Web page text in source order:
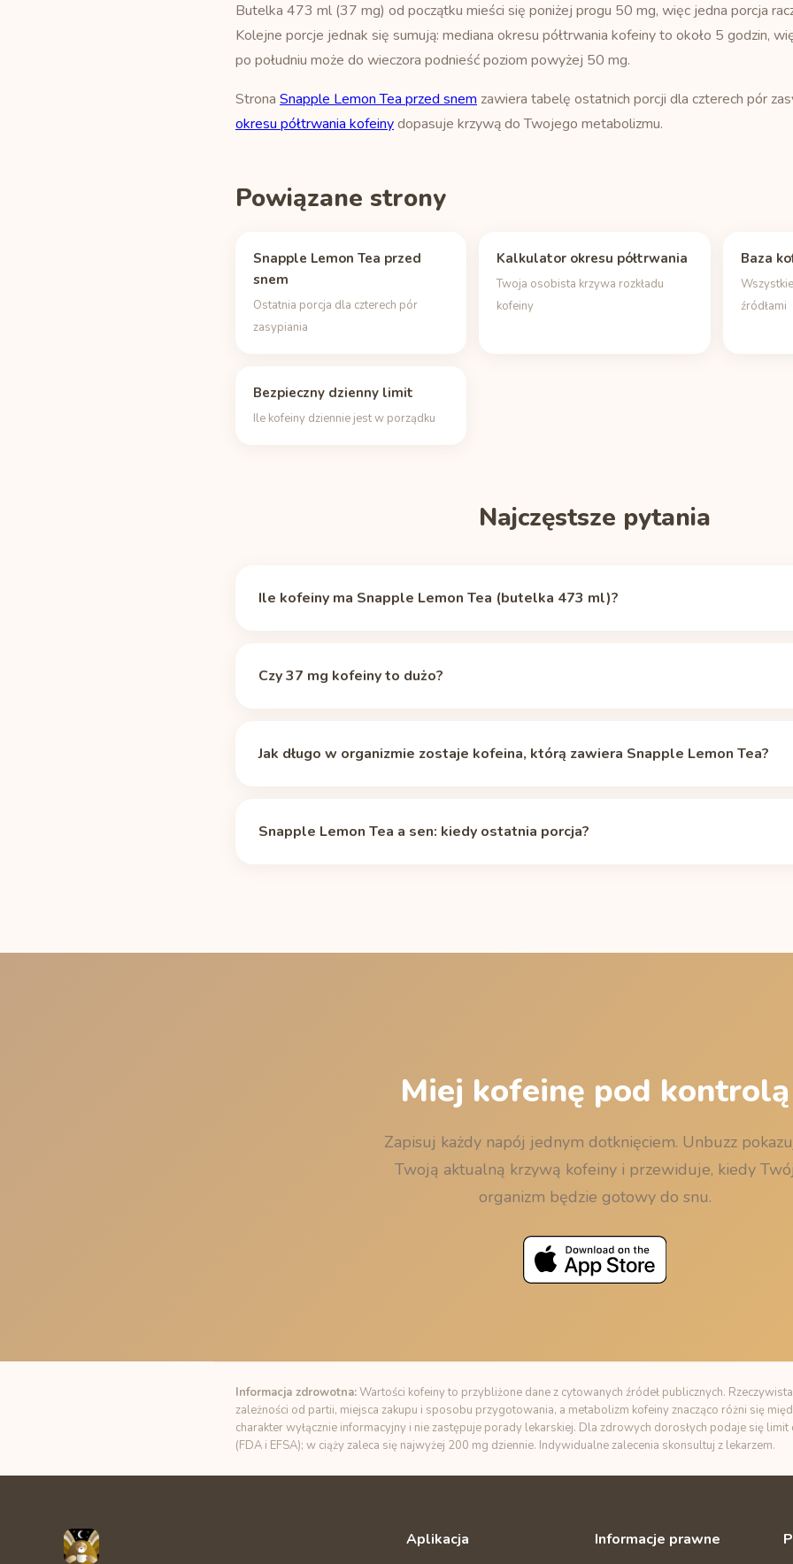
Butelka 473 ml (37 mg) od początku mieści się poniżej progu 50 mg, więc jedna porcja
Kolejne porcje jednak się sumują: mediana okresu półtrwania kofeiny to około 5 godzin,
po południu może do wieczora podnieść poziom powyżej 50 mg.
Strona Snapple Lemon Tea przed snem zawiera tabelę ostatnich porcji dla czterech pór
okresu półtrwania kofeinydopasuje krzywą do Twojego metabolizmu.
Powiązane strony
Snapple Lemon Tea przed
snem
Ostatnia porcja dla czterech pór
zasypiania
Kalkulator okresu półtrwania
Twoja osobista krzywa rozkładu
kofeiny
Baza
źródłami
Bezpieczny dzienny limit
Ile kofeiny dziennie jest w porządku
Najczęstsze pytania
Ile kofeiny ma Snapple Lemon Tea (butelka 473 ml)?
Czy 37 mg kofeiny to dużo?
energetycznymi.
Jak długo w organizmie zostaje kofeina, którą zawiera Snapple Lemon Tea?
palenia i ciąży, waha się od około 2 do 12 godzin. Własną krzywą policzysz w
Snapple Lemon Tea a sen: kiedy ostatnia porcja?
Miej kofeinę pod kontrolą
Zapisuj każdy napój jednym dotknięciem. Unbuzz
Twoją aktualną krzywą kofeiny i przewiduje, kiedy Twój
organizm będzie gotowy do snu.
Informacja zdrowotna:Wartości kofeiny to przybliżone dane z cytowanych źródeł publicznych.
zależności od partii, miejsca zakupu i sposobu przygotowania, a metabolizm kofeiny znacząco różni się
charakter wyłącznie informacyjny i nie zastępuje porady lekarskiej. Dla zdrowych dorosłych podaje się
(FDA i EFSA); w ciąży zaleca się najwyżej 200 mg dziennie. Indywidualne zalecenia skonsultuj z lekarzem.
Aplikacja Informacje prawne